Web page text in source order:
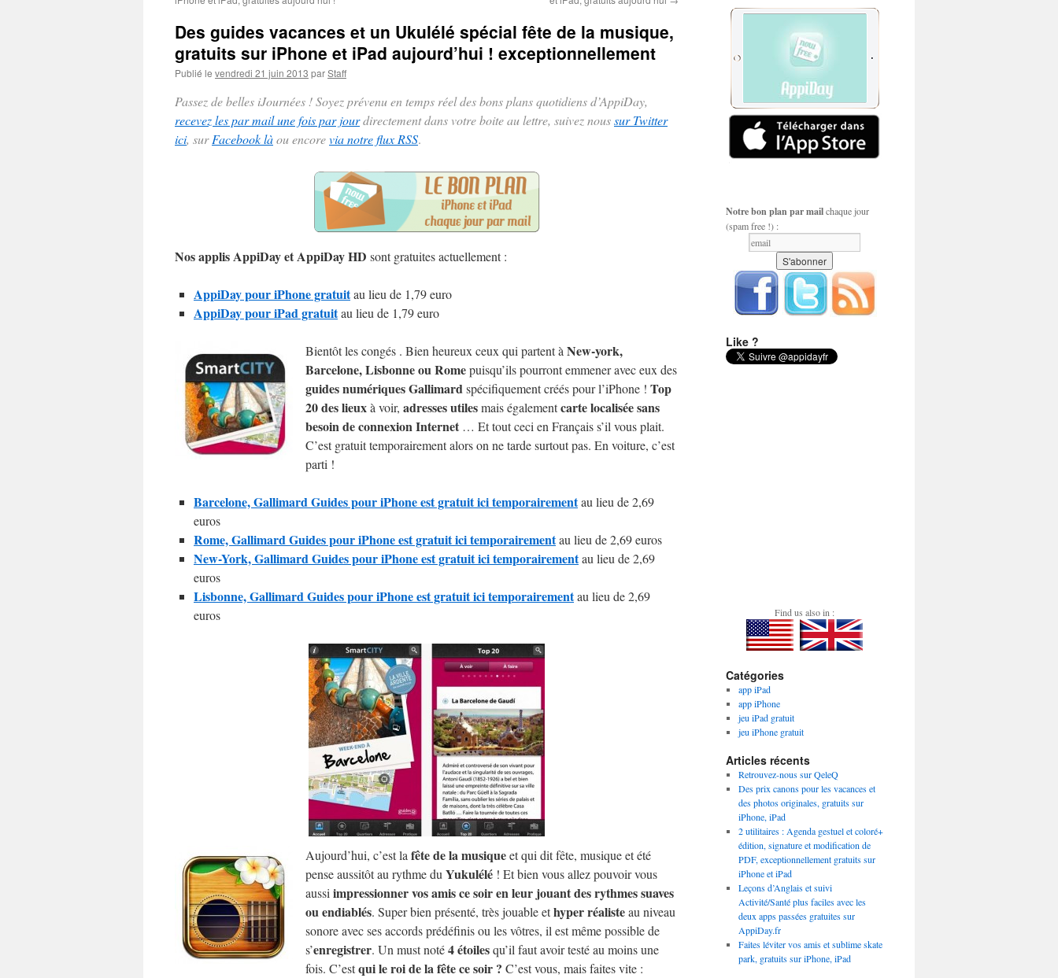
Des guides vacances et un Ukulélé spécial fête de la musique,
gratuits sur iPhone et iPad aujourd’hui ! exceptionnellement
Publié le vendredi 21 juin 2013 parStaff
Passez de belles iJournées ! Soyez prévenu en temps réel des bons plans quotidiens d’AppiDay,
recevez les par mail une fois par jourdirectement dans votre boite au lettre, suivez noussur Twitter
ici, surFacebook làou encorevia notre flux RSS.
Nos applis AppiDay et AppiDay HD sont gratuites actuellement :
AppiDay pour iPhone gratuitau lieu de 1,79 euro
AppiDay pour iPad gratuitau lieu de 1,79 euro
Bientôt les congés . Bien heureux ceux qui partent à New-york,
Barcelone, Lisbonne ou Romepuisqu’ils pourront emmener avec eux des
guides numériques Gallimardspécifiquement créés pour l’iPhone ! Top
20 des lieuxà voir, adresses utilesmais égalementcarte localisée sans
besoin de connexion Internet … Et tout ceci en Français s’il vous plait.
C’est gratuit temporairement alors on ne tarde surtout pas. En voiture, c’est
parti !
Barcelone, Gallimard Guides pour iPhone est gratuit ici temporairementau lieu de 2,69
euros
Rome, Gallimard Guides pour iPhone est gratuit ici temporairementau lieu de 2,69 euros
New-York, Gallimard Guides pour iPhone est gratuit ici temporairementau lieu de 2,69
euros
Lisbonne, Gallimard Guides pour iPhone est gratuit ici temporairementau lieu de 2,69
euros
Aujourd’hui, c’est la fête de la musiqueet qui dit fête, musique et été
pense aussitôt au rythme du Yukulélé ! Et bien vous allez pouvoir vous
aussi impressionner vos amis ce soir en leur jouant des rythmes suaves
ou endiablés. Super bien présenté, très jouable ethyper réalisteau niveau
sonore avec ses accords prédéfinis ou les vôtres, il est même possible de
s’enregistrer. Un must noté4 étoilesqu’il faut avoir testé au moins une
fois. C’estqui le roi de la fête ce soir ? C’est vous, mais faites vite :
Notre bon plan par mailchaque jour
(spam free !) :
Like ?
Find us also in :
Catégories
app iPad
app iPhone
jeu iPad gratuit
jeu iPhone gratuit
Articles récents
Retrouvez-nous sur QeleQ
Des prix canons pour les vacances et
des photos originales, gratuits sur
iPhone, iPad
2 utilitaires : Agenda gestuel et coloré+
édition, signature et modification de
PDF, exceptionnellement gratuits sur
iPhone et iPad
Leçons d’Anglais et suivi
Activité/Santé plus faciles avec les
deux apps passées gratuites sur
AppiDay.fr
Faites léviter vos amis et sublime skate
park, gratuits sur iPhone, iPad